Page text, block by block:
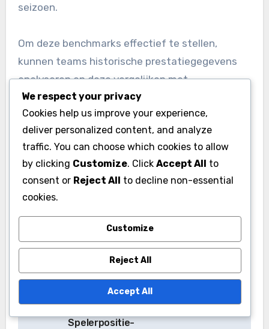
seizoen.
Om deze benchmarks effectief te stellen,
kunnen teams historische prestatiegegevens
analyseren en deze vergelijken met
vergelijkbare teams in de regio. Deze vergelijking
helpt bij het identificeren van realistische
doelen die het team naar verbetering duwen.
Regelmatig deze benchmarks herzien zorgt
ervoor dat het team gefocust blijft en
strategieën kan aanpassen indien nodig om hun
Post
Spelerpositie-
We respect your privacy
Cookies help us improve your experience,
deliver personalized content, and analyze
traffic. You can choose which cookies to allow
by clicking Customize. Click Accept All to
consent or Reject All to decline non-essential
cookies.
Customize
Reject All
Accept All